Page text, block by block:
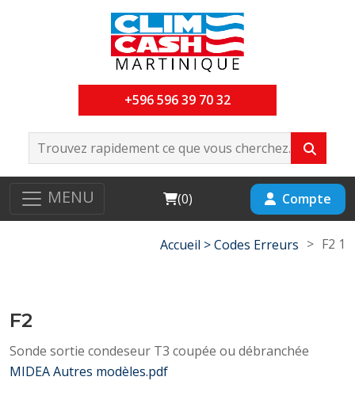
+596 596 39 70 32
MENU Cart
(0) Compte
Accueil >Codes Erreurs > F2 1
F2
Sonde sortie condeseur T3 coupée ou débranchée
MIDEA Autres modèles.pdf